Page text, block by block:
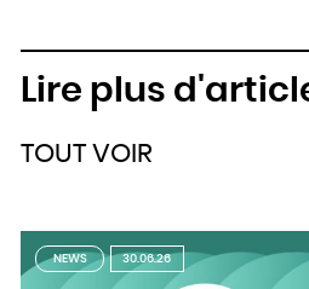
Lire plus
TOUT VOIR
NEWS 30.06.26